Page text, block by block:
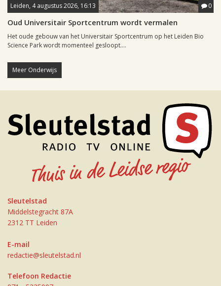
Leiden, 4 augustus 2026, 16:13 0
Oud Universitair Sportcentrum wordt vermalen
Het oude gebouw van het Universitair Sportcentrum op het Leiden Bio
Science Park wordt momenteel gesloopt....
Meer Onderwijs
Sleutelstad
Middelstegracht 87A
2312 TT Leiden
E-mail
redactie@sleutelstad.nl
Telefoon Redactie